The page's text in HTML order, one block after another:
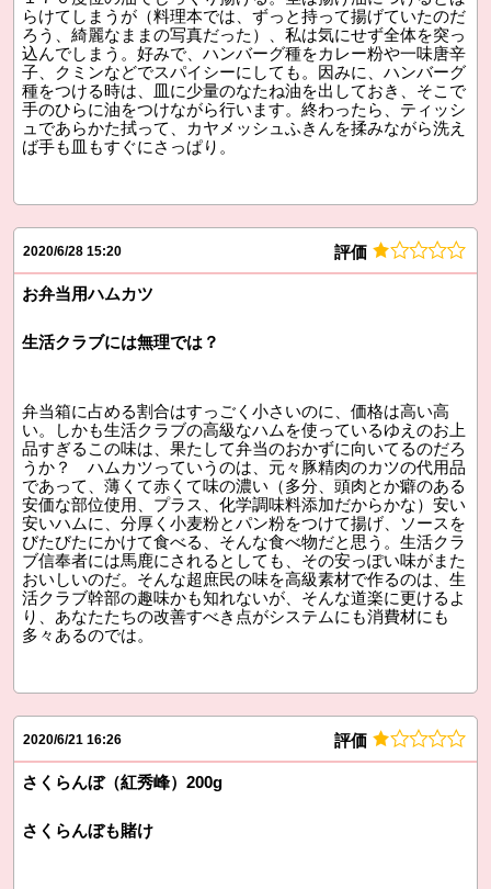
らけてしまうが（料理本では、ずっと持って揚げていたのだ
ろう、綺麗なままの写真だった）、私は気にせず全体を突っ
込んでしまう。好みで、ハンバーグ種をカレー粉や一味唐辛
子、クミンなどでスパイシーにしても。因みに、ハンバーグ
種をつける時は、皿に少量のなたね油を出しておき、そこで
手のひらに油をつけながら行います。終わったら、ティッシ
ュであらかた拭って、カヤメッシュふきんを揉みながら洗え
ば手も皿もすぐにさっぱり。
2020/6/28 15:20 評価
お弁当用ハムカツ
生活クラブには無理では？
弁当箱に占める割合はすっごく小さいのに、価格は高い高
い。しかも生活クラブの高級なハムを使っているゆえのお上
品すぎるこの味は、果たして弁当のおかずに向いてるのだろ
うか？ ハムカツっていうのは、元々豚精肉のカツの代用品
であって、薄くて赤くて味の濃い（多分、頭肉とか癖のある
安価な部位使用、プラス、化学調味料添加だからかな）安い
安いハムに、分厚く小麦粉とパン粉をつけて揚げ、ソースを
びたびたにかけて食べる、そんな食べ物だと思う。生活クラ
ブ信奉者には馬鹿にされるとしても、その安っぽい味がまた
おいしいのだ。そんな超庶民の味を高級素材で作るのは、生
活クラブ幹部の趣味かも知れないが、そんな道楽に更けるよ
り、あなたたちの改善すべき点がシステムにも消費材にも
多々あるのでは。
2020/6/21 16:26 評価
さくらんぼ（紅秀峰）200g
さくらんぼも賭け